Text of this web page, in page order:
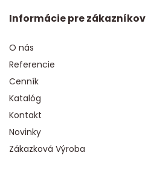
Informácie pre zákazníkov
O nás
Referencie
Cenník
Katalóg
Kontakt
Novinky
Zákazková Výroba